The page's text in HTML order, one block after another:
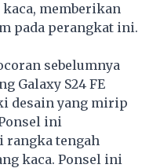
memberikan
pada perangkat ini.
sebelumnya
Galaxy S24 FE
desain yang mirip
ini
tengah
kaca. Ponsel ini